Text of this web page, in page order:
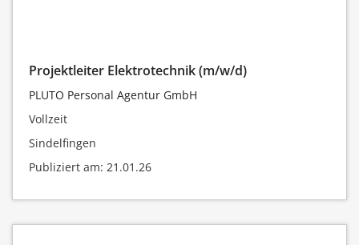
Projektleiter Elektrotechnik (m/w/d)
PLUTO Personal Agentur GmbH
Vollzeit
Sindelfingen
Publiziert am: 21.01.26